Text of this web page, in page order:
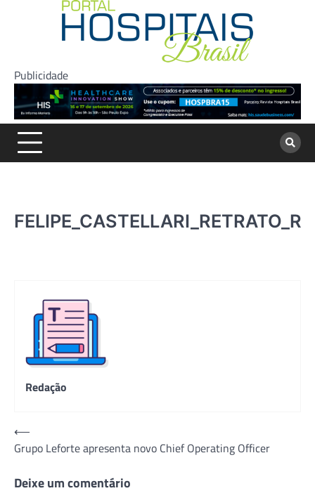
Publicidade
Redação
Navegação
de
Post
⟵
Grupo Leforte apresenta novo Chief Operating Officer
Deixe um comentário